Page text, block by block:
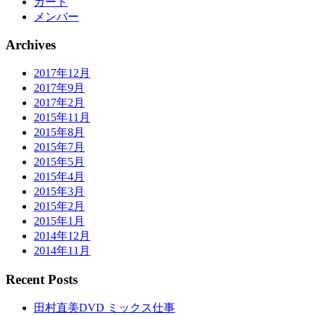
メンバー
Archives
2017年12月
2017年9月
2017年2月
2015年11月
2015年8月
2015年7月
2015年5月
2015年4月
2015年3月
2015年2月
2015年1月
2014年12月
2014年11月
Recent Posts
田村直美DVD ミックス仕事